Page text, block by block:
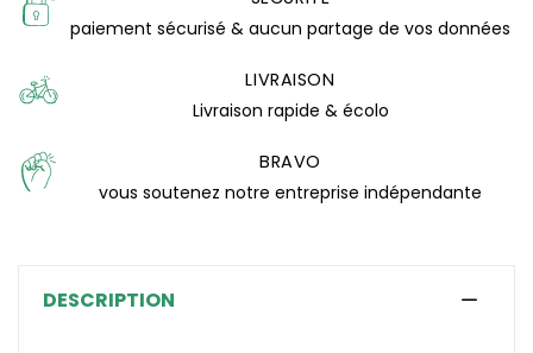
(2 avis)
paiement sécurisé & aucun partage de vos données
LIVRAISON
Livraison rapide & écolo
BRAVO
vous soutenez notre entreprise indépendante
DESCRIPTION